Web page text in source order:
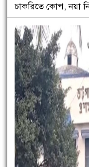
চাকরিতে কোপ, নয়া